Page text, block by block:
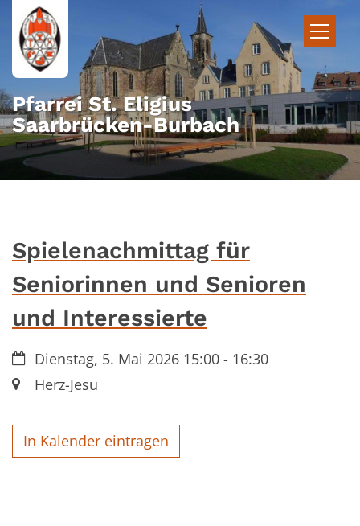
Zum Inhalt springen
Pfarrei St. Eligius
Saarbrücken-Burbach
Spielenachmittag für
Seniorinnen und Senioren
und Interessierte
Datum:Dienstag, 5. Mai 2026 15:00 - 16:30
Ort:Herz-Jesu
In Kalender eintragen